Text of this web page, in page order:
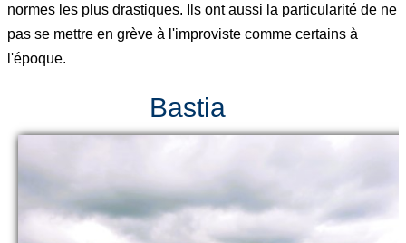
normes les plus drastiques. Ils ont aussi la particularité de ne
pas se mettre en grève à l'improviste comme certains à
l'époque.
Bastia